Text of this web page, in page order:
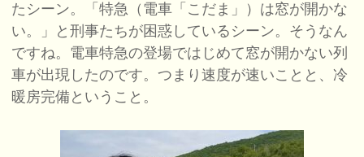
たシーン。「特急（電車「こだま」）は窓が開かな
い。」と刑事たちが困惑しているシーン。そうなん
ですね。電車特急の登場ではじめて窓が開かない列
車が出現したのです。つまり速度が速いことと、冷
暖房完備ということ。